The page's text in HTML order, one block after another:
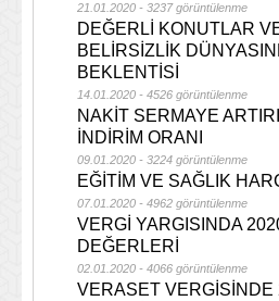
21.01.2020 - 3237 görüntülenme
DEĞERLİ KONUTLAR
BELİRSİZLİK
BEKLENTİSİ
14.01.2020 - 4526 görüntülenme
NAKİT SERMAYE
İNDİRİM ORANI
09.01.2020 - 3224 görüntülenme
EĞİTİM VE SAĞLIK
07.01.2020 - 4962 görüntülenme
VERGİ YARGISINDA
DEĞERLERİ
02.01.2020 - 4066 görüntülenme
VERASET VERGİSİNDE